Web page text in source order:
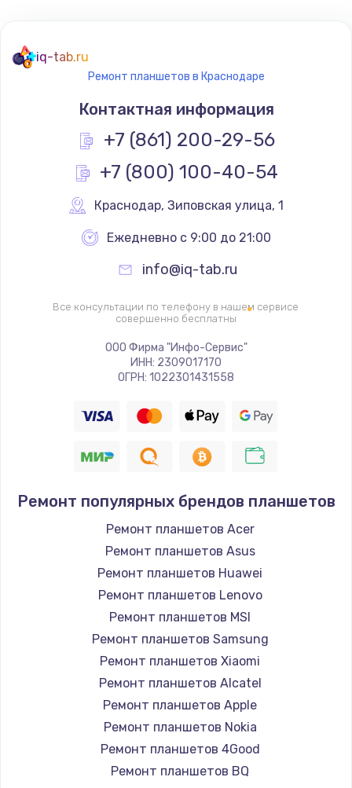
Замена кнопки включения/выключения
790 руб.
Заказать
Замена разъёма наушников (гарнитуры)
Замена разъема SIM
790 руб.
Заказать
Замена полифонического динамика
530 руб.
900 руб.
Замена кнопок громкости
Заказать
Замена голосового динамика
Заказать
Заказать
iq-tab.ru
Ремонт планшетов в Краснодаре
Контактная информация
+7 (861) 200-29-56
+7 (800) 100-40-54
Краснодар, Зиповская улица, 1
Ежедневно с 9:00 до 21:00
info@iq-tab.ru
Все консультации по телефону в нашем сервисе
совершенно бесплатны
ООО Фирма "Инфо-Сервис"
ИНН: 2309017170
ОГРН: 1022301431558
Ремонт популярных брендов планшетов
Ремонт планшетов Acer
Ремонт планшетов Asus
Ремонт планшетов Huawei
Ремонт планшетов Lenovo
Ремонт планшетов MSI
Ремонт планшетов Samsung
Ремонт планшетов Xiaomi
Ремонт планшетов Alcatel
Ремонт планшетов Apple
Ремонт планшетов Nokia
Ремонт планшетов 4Good
Ремонт планшетов BQ